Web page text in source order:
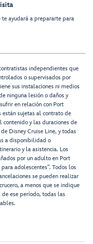
ayudará a prepararte para
independientes que
o supervisados por
sus instalaciones ni medios
ninguna lesión o daños y
en relación con Port
están sujetas al contrato de
contenido y las duraciones de
Disney Cruise Line, y todas
a disponibilidad o
y la asistencia. Los
por un adulto en Port
adolescentes”. Todos los
se pueden realizar
a menos que se indique
ese período, todas las